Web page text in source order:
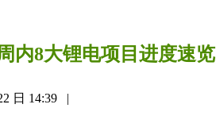
内8大锂电项目进度速览
日 14:39 |